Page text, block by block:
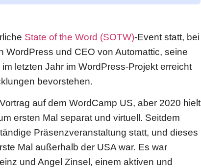
State of the Word (SOTW)-Event statt, bei
WordPress und CEO von Automattic, seine
letzten Jahr im WordPress-Projekt erreicht
bevorstehen.
auf dem WordCamp US, aber 2020 hielt
ersten Mal separat und virtuell. Seitdem
Präsenzveranstaltung statt, und dieses
Mal außerhalb der USA war. Es war
und Angel Zinsel, einem aktiven und